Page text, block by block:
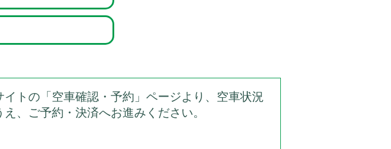
イトの「空車確認・予約」ページより、空車状況
、ご予約・決済へお進みください。